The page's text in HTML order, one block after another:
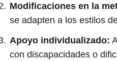
Modificaciones en la
se adapten a los estilos
Apoyo individualizado:
con discapacidades o